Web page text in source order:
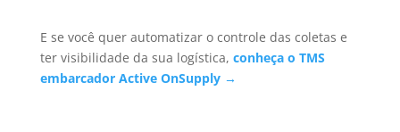
E se você quer automatizar o controle das coletas e
ter visibilidade da sua logística, conheça o TMS
embarcador Active OnSupply →